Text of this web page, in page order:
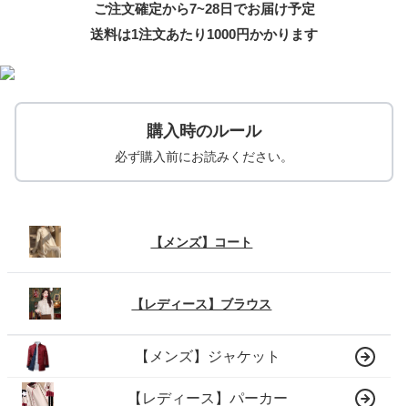
ご注文確定から7~28日でお届け予定
送料は1注文あたり 1000円かかります
購入時のルール
必ず購入前にお読みください。
【メンズ】コート
【レディース】ブラウス
【メンズ】ジャケット
【レディース】パーカー